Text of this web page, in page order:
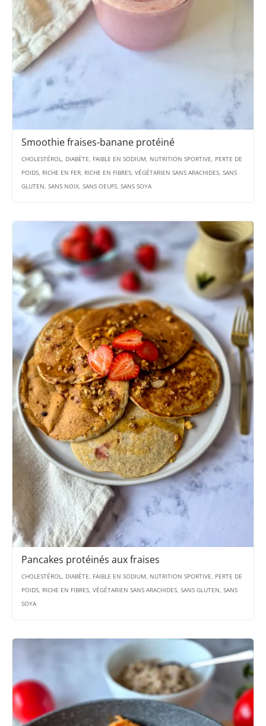
Smoothie fraises-banane protéiné
CHOLESTÉROL, DIABÈTE, FAIBLE EN SODIUM, NUTRITION SPORTIVE, PERTE DE
POIDS, RICHE EN FER, RICHE EN FIBRES, VÉGÉTARIEN SANS ARACHIDES, SANS
GLUTEN, SANS NOIX, SANS OEUFS, SANS SOYA
Pancakes protéinés aux fraises
CHOLESTÉROL, DIABÈTE, FAIBLE EN SODIUM, NUTRITION SPORTIVE, PERTE DE
POIDS, RICHE EN FIBRES, VÉGÉTARIEN SANS ARACHIDES, SANS GLUTEN, SANS
SOYA